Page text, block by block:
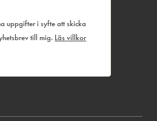
uppgifter i syfte att skicka
till mig. Läs villkor